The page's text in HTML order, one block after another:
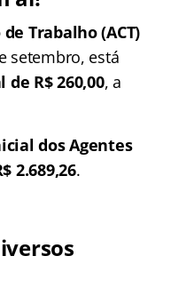
Trabalho (ACT)
setembro, está
R$ 260,00, a
dos Agentes
2.689,26.